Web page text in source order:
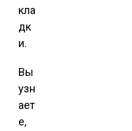
кла
дк
и.
Вы
узн
ает
е,